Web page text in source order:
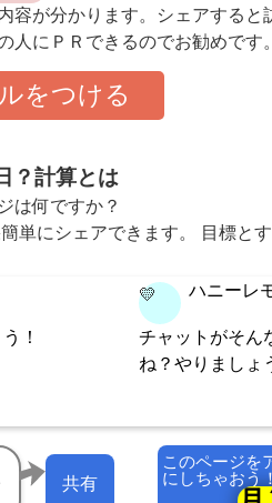
容が分かります。シェアすると
人にＰＲできるのでお勧めです
をつける
？計算とは
は何ですか？
単にシェアできます。 目標と
！
💛 ハニーレ
チャットがそん
ね？やりましょ
このページを
にしちゃおう
共有